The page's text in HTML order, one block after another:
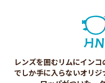
レンズを囲むリムにイン
でしか手に入らないオリジ